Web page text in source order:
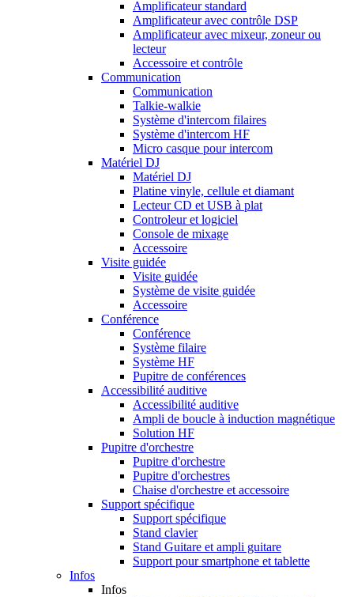
Amplificateur standard
Amplificateur avec contrôle DSP
Amplificateur avec mixeur, zoneur ou
lecteur
Accessoire et contrôle
Communication
Communication
Talkie-walkie
Système d'intercom filaires
Système d'intercom HF
Micro casque pour intercom
Matériel DJ
Matériel DJ
Platine vinyle, cellule et diamant
Lecteur CD et USB à plat
Controleur et logiciel
Console de mixage
Accessoire
Visite guidée
Visite guidée
Système de visite guidée
Accessoire
Conférence
Conférence
Système filaire
Système HF
Pupitre de conférences
Accessibilité auditive
Accessibilité auditive
Ampli de boucle à induction magnétique
Solution HF
Pupitre d'orchestre
Pupitre d'orchestre
Pupitre d'orchestres
Chaise d'orchestre et accessoire
Support spécifique
Support spécifique
Stand clavier
Stand Guitare et ampli guitare
Support pour smartphone et tablette
Infos
Infos